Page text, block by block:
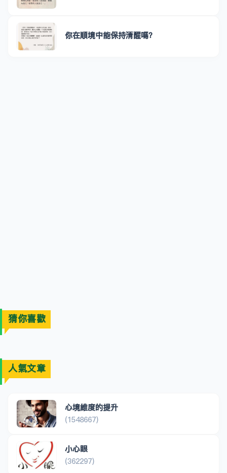
你在順境中能保持清醒嗎？
猜你喜歡
人氣文章
心境維度的提升
(1548667)
小心眼
(362297)